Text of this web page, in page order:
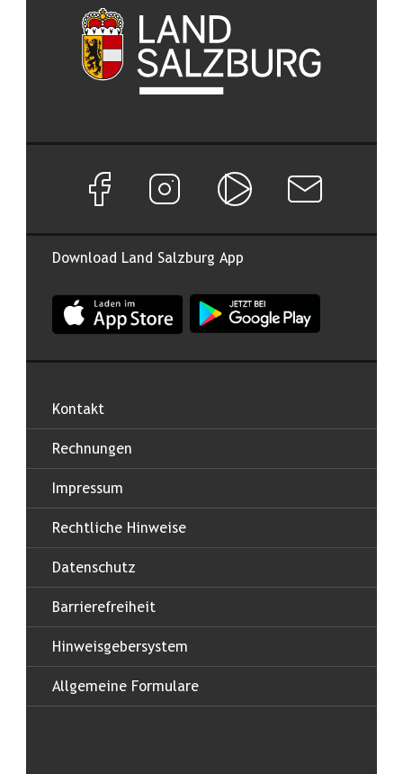
Download Land Salzburg App
App Land Salzburg im Apple App Store
App Land Salzburg im
Facebook Seite von Land Salzburg
Instagram Seite von Land Salzburg
Salzburg ONNewsletter
Kontakt
Rechnungen
Impressum
Rechtliche Hinweise
Datenschutz
Barrierefreiheit
Hinweisgebersystem
Allgemeine Formulare